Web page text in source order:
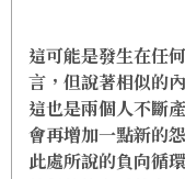
這可能是發生在任
言，但說著相似的
這也是兩個人不斷
會再增加一點新的
此處所說的負向循